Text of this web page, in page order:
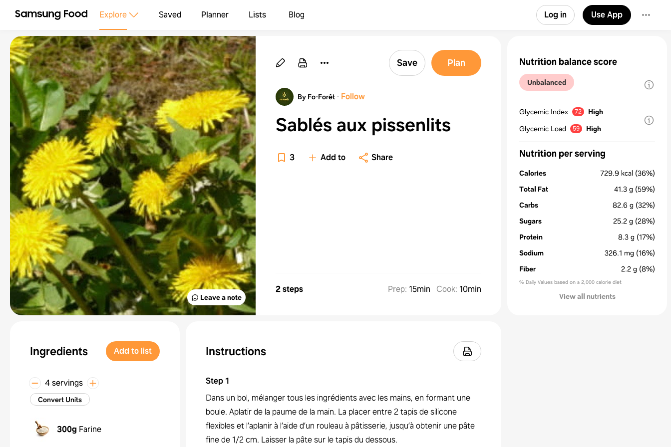
Explore Saved Planner Lists Blog Log in Use App
Leave a note
Save Plan
By Fo-Forêt · Follow
Sablés aux pissenlits
3 Add to Share
2 steps Prep: 15min Cook: 10min
Ingredients Add to list
4 servings
Convert Units
300g Farine
Instructions
Step1
Dans un bol, mélanger tous les ingrédients avec les mains, en formant une
boule. Aplatir de la paume de la main. La placer entre 2 tapis de silicone
flexibles et l’aplanir à l’aide d’un rouleau à pâtisserie, jusqu’à obtenir une pâte
fine de 1/2 cm. Laisser la pâte sur le tapis du dessous.
Nutrition balance score
Unbalanced
Glycemic Index 72
High
Glycemic Load
59 High
Nutrition per serving
Calories 729.9 kcal (36%)
Total Fat
41.3 g (59%)
Carbs
82.6 g (32%)
Sugars
25.2 g (28%)
Protein
8.3 g (17%)
Sodium
326.1 mg (16%)
Fiber
2.2 g (8%)
% Daily Values based on a 2,000 calorie diet
View all nutrients